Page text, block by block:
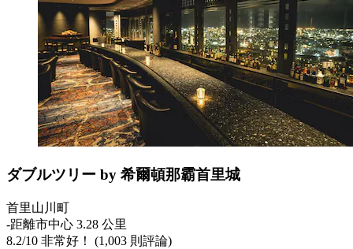
ダブルツリー by 希爾頓那霸首里城
首里山川町
‐距離市中心 3.28 公里
8.2/10 非常好！ (1,003 則評論)